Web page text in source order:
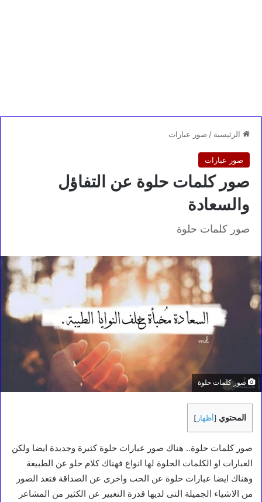
الرئيسية / صور عبارات
صور عبارات
صور كلمات حلوة عن التفاؤل
والسعادة
صور كلمات حلوة
صور كلمات حلوة
المحتوي [أظهار ]
صور كلمات حلوة.. هناك صور عبارات حلوة كثيرة وجديدة ايضا ولكن
العبارات او الكلمات الحلوة لها انواع فهناك كلام حلو عن الطبيعة
وهناك ايضا عبارات حلوة عن الحب واخرى عن الصداقة فتعد الصور
من الاشياء الجميلة التى لديها قدرة التعبير عن الكثير من المشاعر